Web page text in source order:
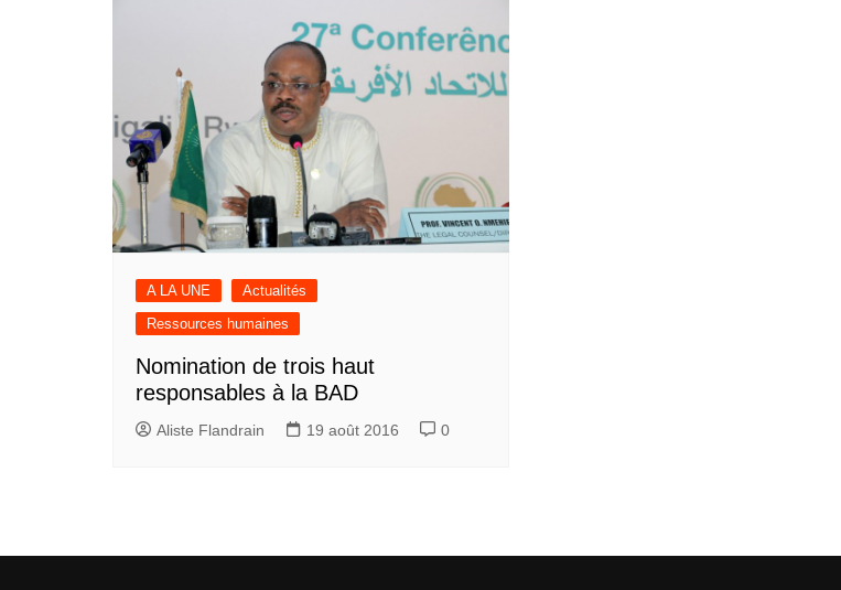
A LA UNE
Actualités
Ressources humaines
Nomination de trois haut
responsables à la BAD
Aliste Flandrain 19 août 2016 0